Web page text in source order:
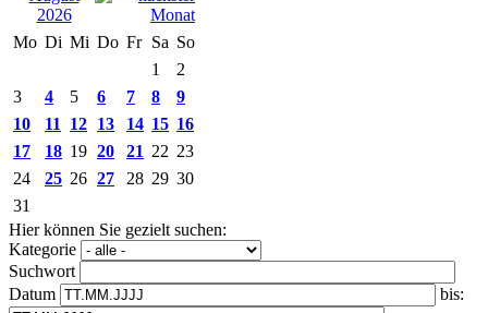
2026
Mo Di Mi Do Fr Sa So
1
2
3
4 5 6 7 8
9
10
11 12 13 14 15 16
17
18 19 20 21 22 23
24
25 26 27 28 29 30
31
Hier können Sie gezielt suchen:
Kategorie
Suchwort
Datum
bis: